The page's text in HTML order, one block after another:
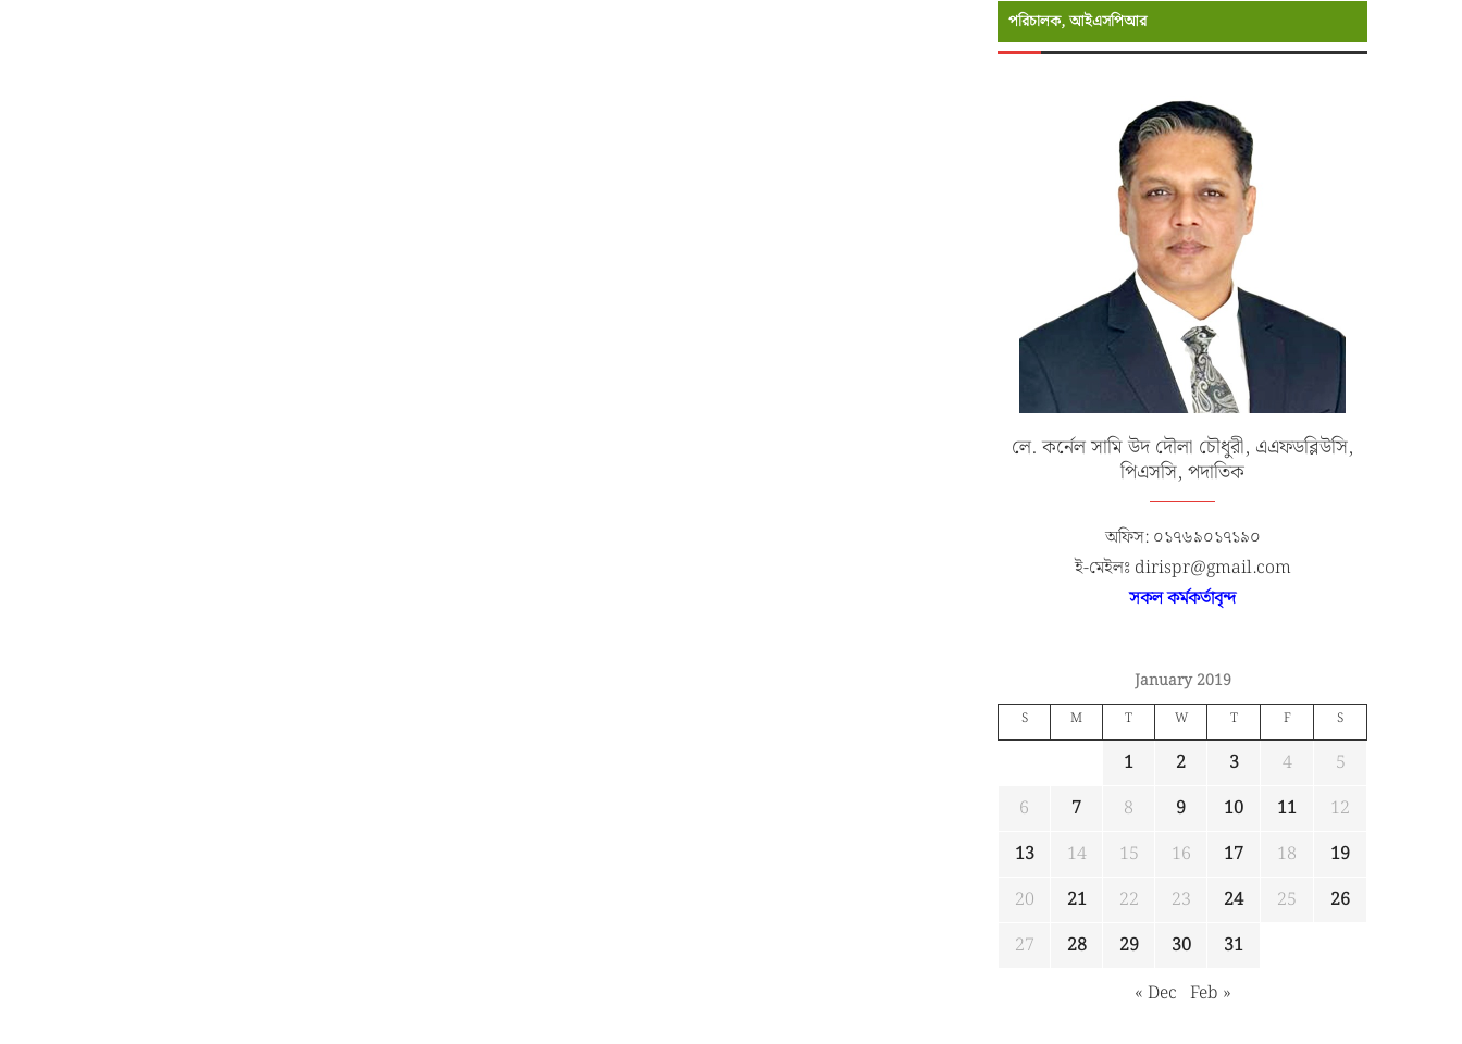
পরিচালক, আইএসপিআর
লে. কর্নেল সামি উদ দৌলা চৌধুরী, এএফডব্লিউসি,
পিএসসি, পদাতিক
অফিস: ০১৭৬৯০১৭১৯০
ই-মেইলঃ dirispr@gmail.com
সকল কর্মকর্তাবৃন্দ
January 2019
S M T W T F S
1 2 3 4
5
6
7 8 9 10 11
12
13
14 15 16 17 18
19
20
21 22 23 24 25
26
27
28 29 30
31
« Dec Feb »